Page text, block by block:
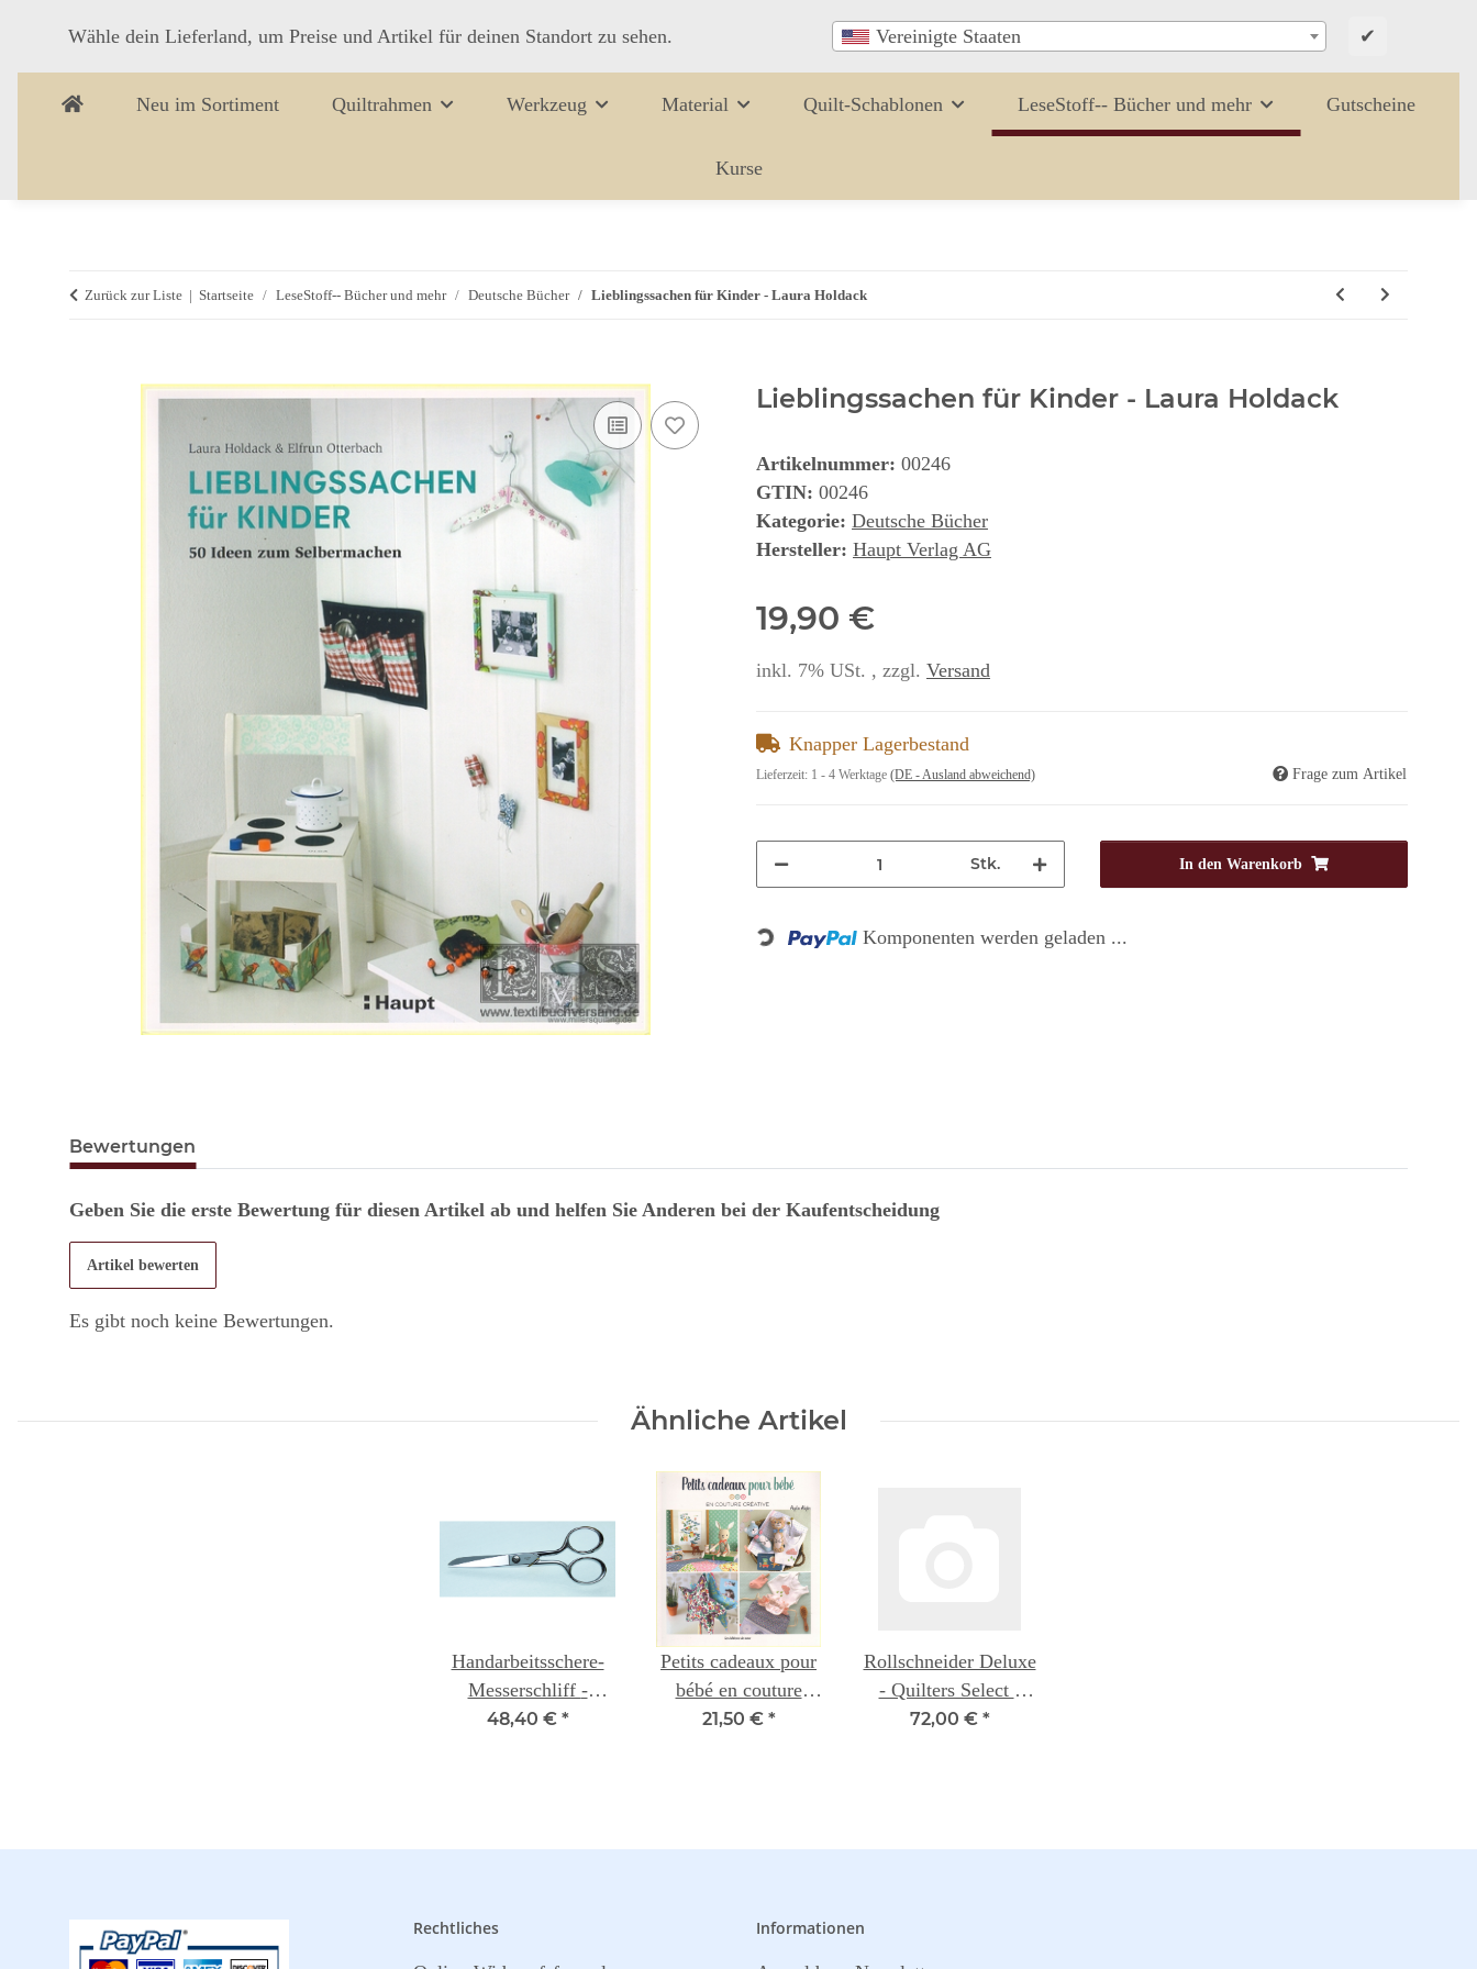
Wähle dein Lieferland, um Preise und Artikel für deinen Standort zu sehen. Vereinigte Staaten ✔
Neu im Sortiment Quiltrahmen Werkzeug Material Quilt-Schablonen LeseStoff-- Bücher und mehr Gutscheine
Kurse
Zurück zur Liste Startseite LeseStoff-- Bücher und mehr Deutsche Bücher Lieblingssachen für Kinder - Laura Holdack
Lieblingssachen für Kinder - Laura Holdack
Artikelnummer: 00246
GTIN: 00246
Kategorie: Deutsche Bücher
Hersteller: Haupt Verlag AG
19,90 €
inkl. 7% USt. , zzgl. Versand
Knapper Lagerbestand
Lieferzeit: 1 - 4 Werktage (DE - Ausland abweichend) Frage zum Artikel
Stk. In den Warenkorb
Loading... Komponenten werden geladen ...
Bewertungen
Geben Sie die erste Bewertung für diesen Artikel ab und helfen Sie Anderen bei der Kaufentscheidung
Artikel bewerten
Es gibt noch keine Bewertungen.
Ähnliche Artikel
Handarbeitsschere-
Messerschliff -
Gingher
48,40 € *
Petits cadeaux pour
bébé en couture
créative
21,50 € *
Rollschneider Deluxe
- Quilters Select -
28mm
72,00 € *
Rechtliches Informationen